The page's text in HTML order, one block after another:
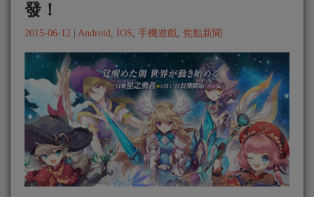
發！
2015-06-12 Android, IOS, 手機遊戲, 焦點新聞